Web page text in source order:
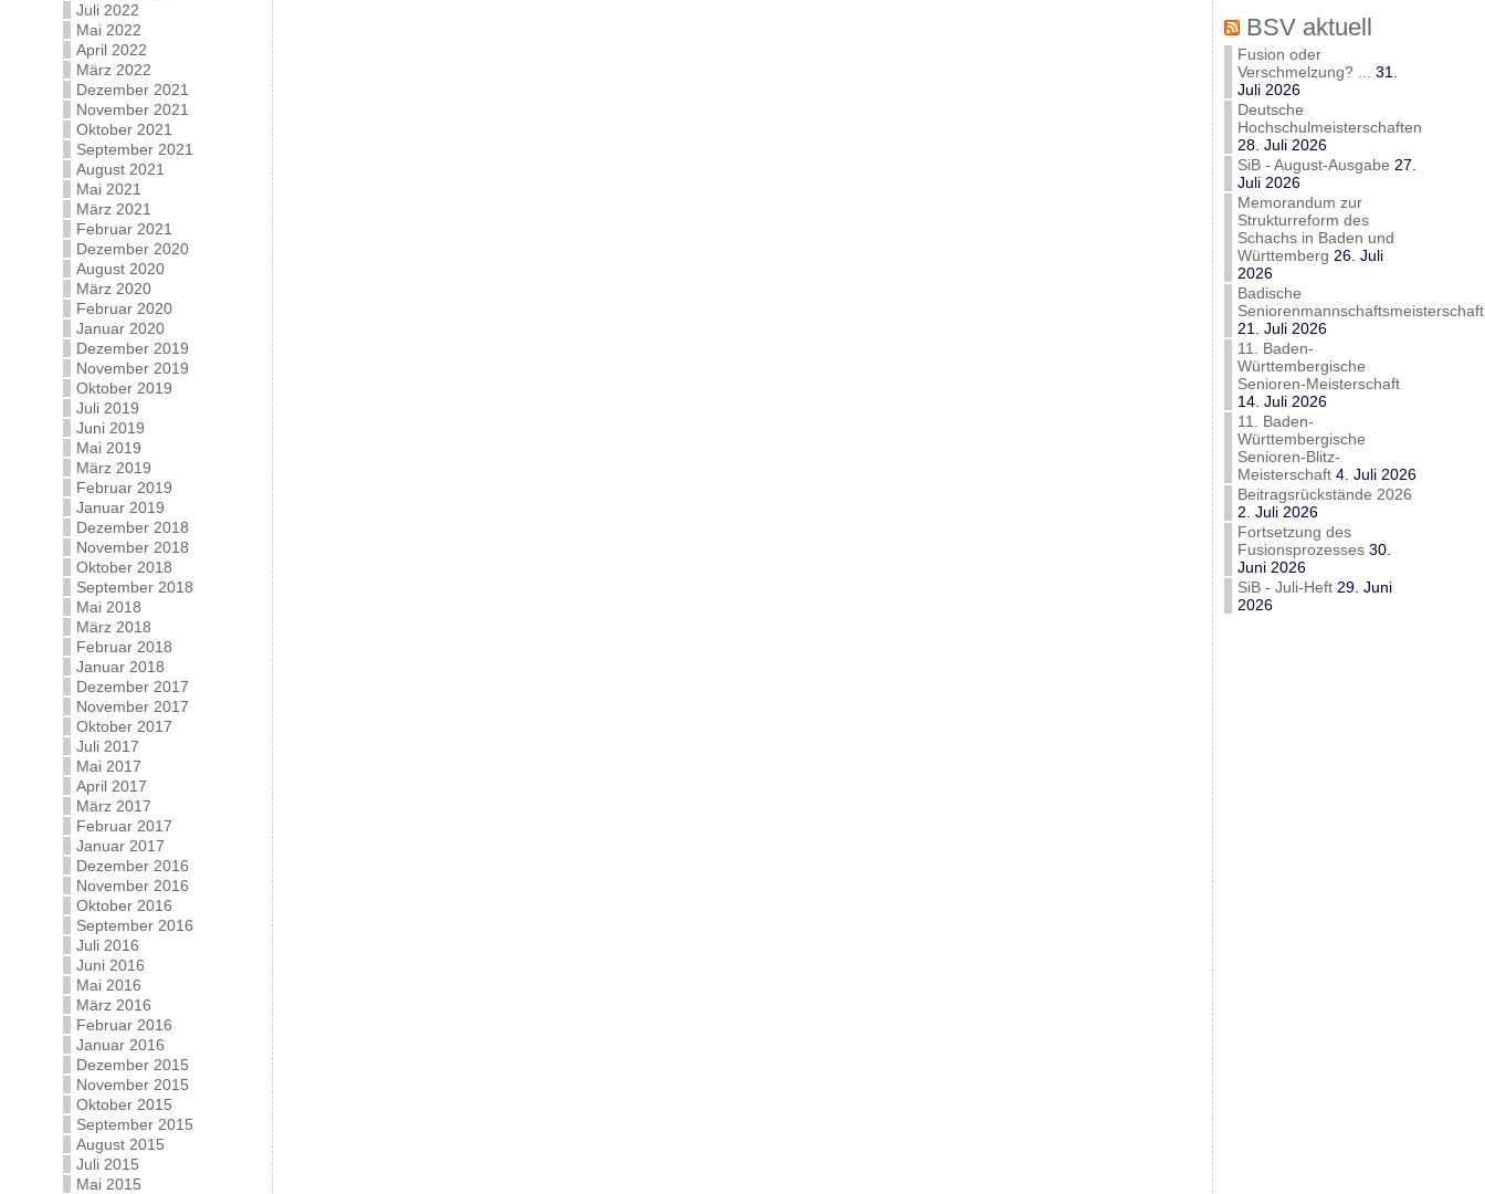
Juli 2022
Mai 2022
April 2022
März 2022
Dezember 2021
November 2021
Oktober 2021
September 2021
August 2021
Mai 2021
März 2021
Februar 2021
Dezember 2020
August 2020
März 2020
Februar 2020
Januar 2020
Dezember 2019
November 2019
Oktober 2019
Juli 2019
Juni 2019
Mai 2019
März 2019
Februar 2019
Januar 2019
Dezember 2018
November 2018
Oktober 2018
September 2018
Mai 2018
März 2018
Februar 2018
Januar 2018
Dezember 2017
November 2017
Oktober 2017
Juli 2017
Mai 2017
April 2017
März 2017
Februar 2017
Januar 2017
Dezember 2016
November 2016
Oktober 2016
September 2016
Juli 2016
Juni 2016
Mai 2016
März 2016
Februar 2016
Januar 2016
Dezember 2015
November 2015
Oktober 2015
September 2015
August 2015
Juli 2015
Mai 2015
BSV aktuell
Fusion oder
Verschmelzung? ...
31.
Juli 2026
Deutsche
Hochschulmeisterschaften
28. Juli 2026
SiB - August-Ausgabe 27.
Juli 2026
Memorandum zur
Strukturreform des
Schachs in Baden und
Württemberg 26. Juli
2026
Badische
Seniorenmannschaftsmeisterschaft
21. Juli 2026
11. Baden-
Württembergische
Senioren-Meisterschaft
14. Juli 2026
11. Baden-
Württembergische
Senioren-Blitz-
Meisterschaft 4. Juli 2026
Beitragsrückstände 2026
2. Juli 2026
Fortsetzung des
Fusionsprozesses 30.
Juni 2026
SiB - Juli-Heft 29. Juni
2026